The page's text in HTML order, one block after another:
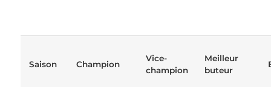
Saison Champion
Vice-
champion
Meilleur
buteur